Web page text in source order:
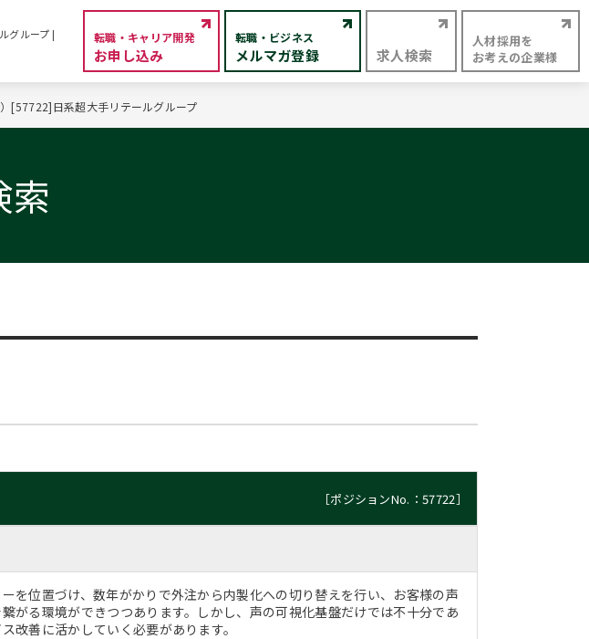
グループ |
転職・キャリア開発
お申し込み
転職・ビジネス
メルマガ登録 求人検索
人材採用を
お考えの企業様
[57722]日系超大手リテールグループ
索
［ポジションNo.：57722］
を位置づけ、数年がかりで外注から内製化への切り替えを行い、お客様の声
がる環境ができつつあります。しかし、声の可視化基盤だけでは不十分であ
改善に活かしていく必要があります。